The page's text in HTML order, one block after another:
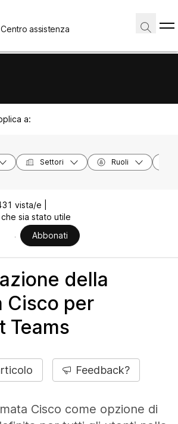
Centro assistenza
a:
Settori Ruoli
vista/e |
sia stato utile
Abbonati
della
Cisco per
Teams
Feedback?
Cisco come opzione di